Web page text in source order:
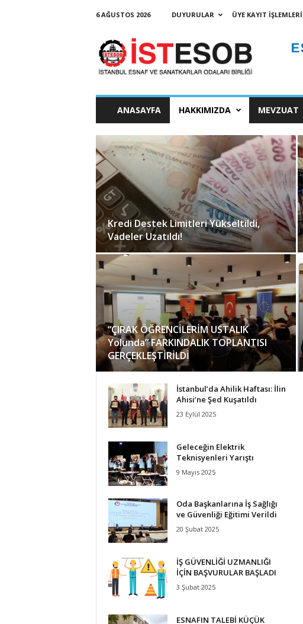
6 AĞUSTOS 2026 DUYURULAR ÜYE KAYIT İŞLEMLERİ
n
a
f
v
e
S
a
a
a
a
r
O
d
ANASAYFA HAKKIMIZDA MEVZUAT
Kredi Destek Limitleri Yükseltildi,
Vadeler Uzatıldı!
“ÇIRAK ÖĞRENCİLERİM USTALIK
Yolunda” FARKINDALIK TOPLANTISI
GERÇEKLEŞTİRİLDİ
İstanbul’da Ahilik Haftası: İlin
Ahisi’ne Şed Kuşatıldı
23 Eylül 2025
Geleceğin Elektrik
Teknisyenleri Yarıştı
9 Mayıs 2025
Oda Başkanlarına İş Sağlığı
ve Güvenliği Eğitimi Verildi
20 Şubat 2025
İŞ GÜVENLİĞİ UZMANLIĞI
İÇİN BAŞVURULAR BAŞLADI
3 Şubat 2025
ESNAFIN TALEBİ KÜÇÜK